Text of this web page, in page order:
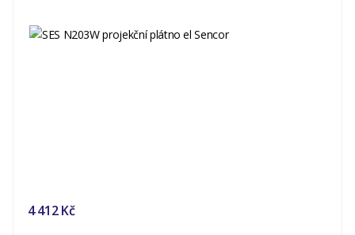
4 412 Kč